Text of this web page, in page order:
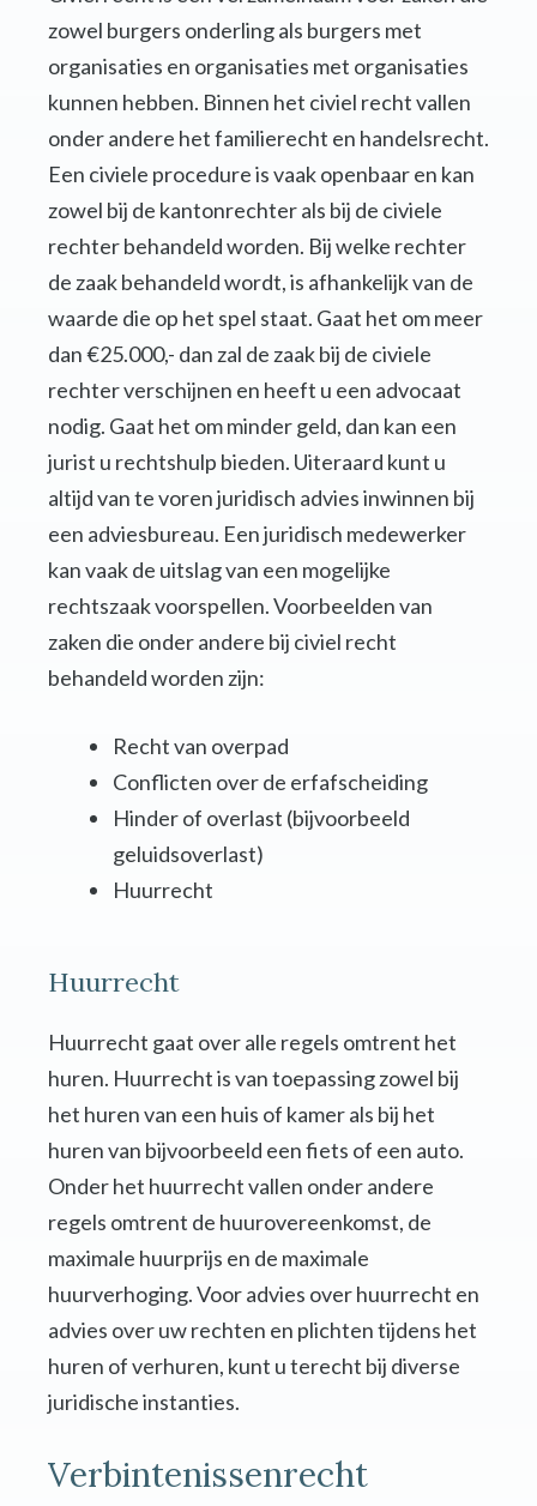
zowel burgers onderling als burgers met
organisaties en organisaties met organisaties
kunnen hebben. Binnen het civiel recht vallen
onder andere het familierecht en handelsrecht.
Een civiele procedure is vaak openbaar en kan
zowel bij de kantonrechter als bij de civiele
rechter behandeld worden. Bij welke rechter
de zaak behandeld wordt, is afhankelijk van de
waarde die op het spel staat. Gaat het om meer
dan €25.000,- dan zal de zaak bij de civiele
rechter verschijnen en heeft u een advocaat
nodig. Gaat het om minder geld, dan kan een
jurist u rechtshulp bieden. Uiteraard kunt u
altijd van te voren juridisch advies inwinnen bij
een adviesbureau. Een juridisch medewerker
kan vaak de uitslag van een mogelijke
rechtszaak voorspellen. Voorbeelden van
zaken die onder andere bij civiel recht
behandeld worden zijn:
Recht van overpad
Conflicten over de erfafscheiding
Hinder of overlast (bijvoorbeeld
geluidsoverlast)
Huurrecht
Huurrecht
Huurrecht gaat over alle regels omtrent het
huren. Huurrecht is van toepassing zowel bij
het huren van een huis of kamer als bij het
huren van bijvoorbeeld een fiets of een auto.
Onder het huurrecht vallen onder andere
regels omtrent de huurovereenkomst, de
maximale huurprijs en de maximale
huurverhoging. Voor advies over huurrecht en
advies over uw rechten en plichten tijdens het
huren of verhuren, kunt u terecht bij diverse
juridische instanties.
Verbintenissenrecht